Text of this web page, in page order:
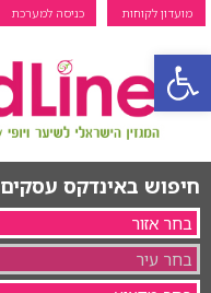
פתח סרגל נגישות
מועדון לקוחות כניסה למערכת
חיפוש באינדקס עסקים